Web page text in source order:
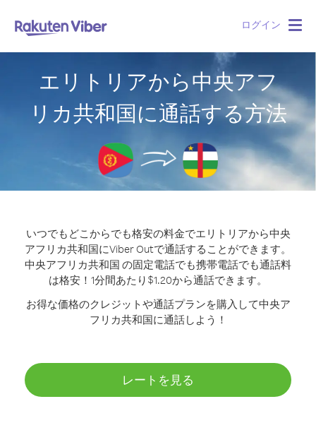
ログイン
エリトリアから中央アフ
リカ共和国に通話する方法
いつでもどこからでも格安の料金でエリトリアから中央
アフリカ共和国にViber Outで通話することができます。
中央アフリカ共和国 の固定電話でも携帯電話でも通話料
は格安！1分間あたり$1.20から通話できます。
お得な価格のクレジットや通話プランを購入して中央ア
フリカ共和国に通話しよう！
レートを見る